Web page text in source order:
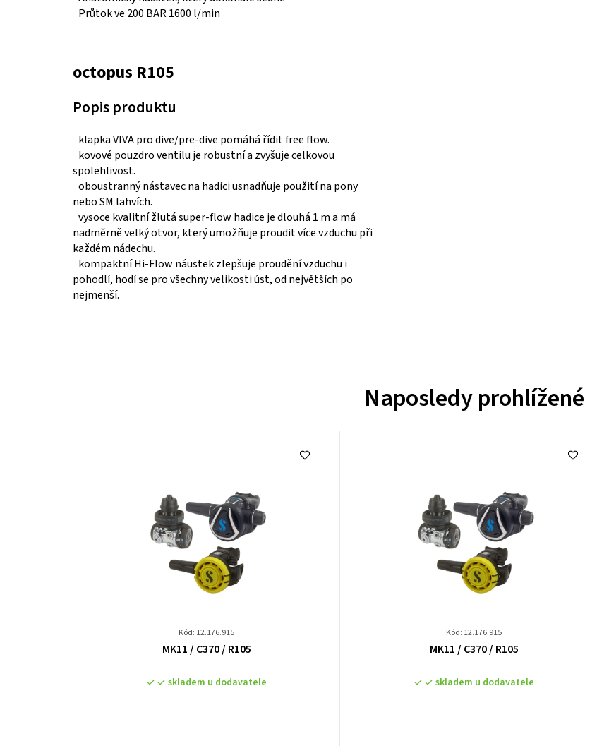
Průtok ve 200 BAR 1600 l/min
octopus R105
klapka VIVA prodive/pre-dive pomáhá řídit free flow.
kovové pouzdro ventilu je robustní a zvyšuje celkovou
spolehlivost.
oboustranný nástavec na hadici usnadňuje použití na pony
nebo SM lahvích.
vysoce kvalitní žlutá super-flow hadice je dlouhá 1 m a má
nadměrně velký otvor, který umožňuje proudit více vzduchu při
každém nádechu.
kompaktní Hi-Flow náustek zlepšuje proudění vzduchu i
pohodlí, hodí se pro všechny velikosti úst, od největších po
nejmenší.
Naposledy prohlížené
Kód: 12.176.915
Průměrné
produktu
MK11 / C370 / R105
skladem u dodavatele
Kód: 12.176.915
Průměrné
produktu
MK11 / C370 / R105
skladem u dodavatele